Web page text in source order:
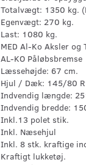
Totalvægt: 1350 kg.
Egenvægt: 270 kg.
Last: 1080 kg.
MED Al-Ko Aksler og
AL-KO Påløbsbremse
Læssehøjde: 67 cm.
Hjul / Dæk: 145/80
Indvendig længde:
Indvendig bredde:
Inkl.13 polet stik.
Inkl. Næsehjul
Inkl. 8 stk. kraftige
Kraftigt lukketøj.